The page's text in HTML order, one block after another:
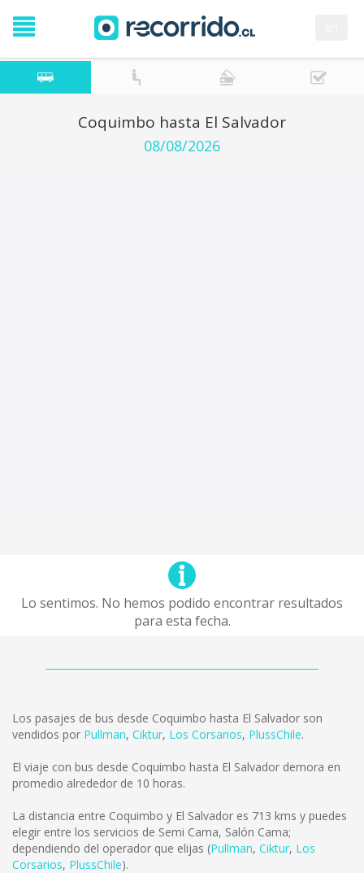
Coquimbo hasta El Salvador
08/08/2026
Lo sentimos. No hemos podido encontrar resultados
para esta fecha.
Los pasajes de bus desde Coquimbo hasta El Salvador son
vendidos por Pullman, Ciktur, Los Corsarios, PlussChile.
El viaje con bus desde Coquimbo hasta El Salvador demora en
promedio alrededor de 10 horas.
La distancia entre Coquimbo y El Salvador es 713 kms y puedes
elegir entre los servicios de Semi Cama, Salón Cama;
dependiendo del operador que elijas (Pullman, Ciktur, Los
Corsarios, PlussChile).